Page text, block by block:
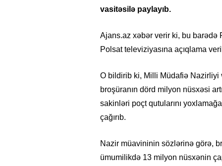
vasitəsilə paylayıb.
Ajans.az xəbər verir ki, bu barədə
Polsat televiziyasına açıqlama
O bildirib ki, Milli Müdafiə
broşüranın dörd milyon nüsxəsi
sakinləri poçt qutularını
çağırıb.
Nazir müavininin sözlərinə görə,
ümumilikdə 13 milyon nüsxənin